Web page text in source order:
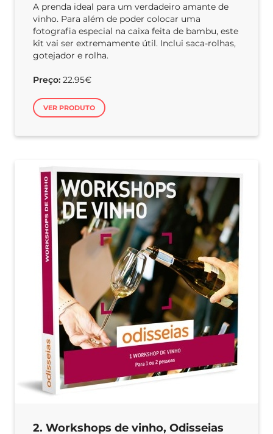
A prenda ideal para um verdadeiro amante de
vinho. Para além de poder colocar uma
fotografia especial na caixa feita de bambu, este
kit vai ser extremamente útil. Inclui saca-rolhas,
gotejador e rolha.
Preço: 22.95€
VER PRODUTO
2. Workshops de vinho, Odisseias